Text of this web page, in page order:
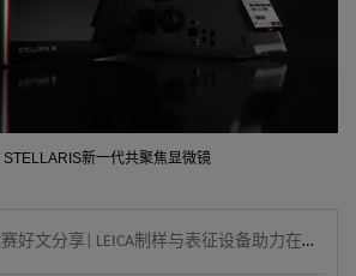
STELLARIS新一代共聚焦显微镜
| LEICA制样与表征设备助力在超轻镁锂合金金属强韧化研究方向取得新进展